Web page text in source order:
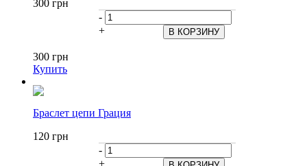
300 грн
-
+
300 грн
Купить
Браслет цепи Грация
120 грн
-
+